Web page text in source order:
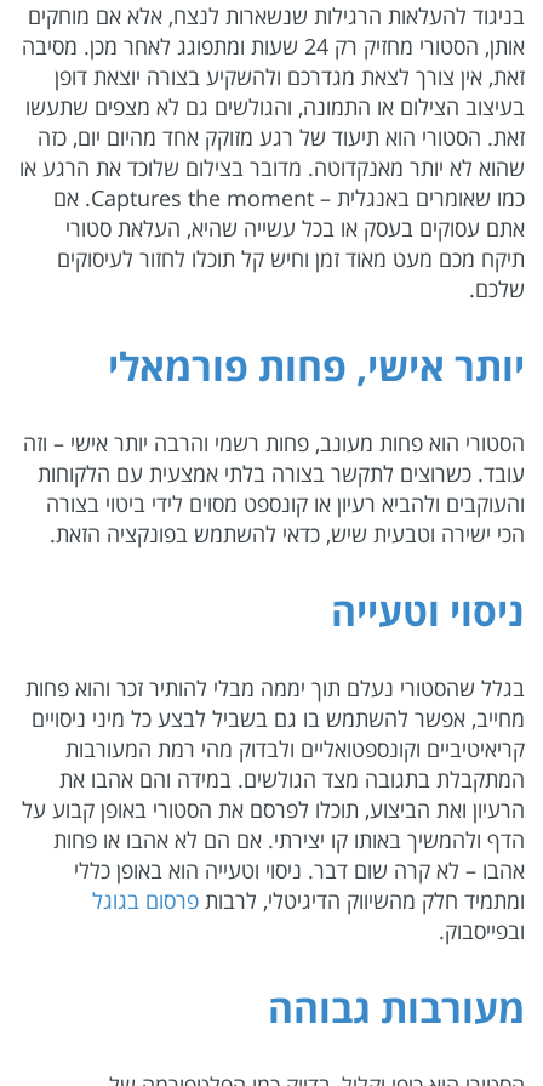
בניגוד להעלאות הרגילות שנשארות לנצח, אלא אם מוחקים
אותן, הסטורי מחזיק רק 24 שעות ומתפוגג לאחר מכן. מסיבה
זאת, אין צורך לצאת מגדרכם ולהשקיע בצורה יוצאת דופן
בעיצוב הצילום או התמונה, והגולשים גם לא מצפים שתעשו
זאת. הסטורי הוא תיעוד של רגע מזוקק אחד מהיום יום, כזה
שהוא לא יותר מאנקדוטה. מדובר בצילום שלוכד את הרגע או
כמו שאומרים באנגלית – Captures the moment. אם
אתם עסוקים בעסק או בכל עשייה שהיא, העלאת סטורי
תיקח מכם מעט מאוד זמן וחיש קל תוכלו לחזור לעיסוקים
שלכם.
יותר אישי, פחות פורמאלי
הסטורי הוא פחות מעונב, פחות רשמי והרבה יותר אישי – וזה
עובד. כשרוצים לתקשר בצורה בלתי אמצעית עם הלקוחות
והעוקבים ולהביא רעיון או קונספט מסוים לידי ביטוי בצורה
הכי ישירה וטבעית שיש, כדאי להשתמש בפונקציה הזאת.
ניסוי וטעייה
בגלל שהסטורי נעלם תוך יממה מבלי להותיר זכר והוא פחות
מחייב, אפשר להשתמש בו גם בשביל לבצע כל מיני ניסויים
קריאיטיביים וקונספטואליים ולבדוק מהי רמת המעורבות
המתקבלת בתגובה מצד הגולשים. במידה והם אהבו את
הרעיון ואת הביצוע, תוכלו לפרסם את הסטורי באופן קבוע על
הדף ולהמשיך באותו קו יצירתי. אם הם לא אהבו או פחות
אהבו – לא קרה שום דבר. ניסוי וטעייה הוא באופן כללי
ומתמיד חלק מהשיווק הדיגיטלי, לרבות פרסום בגוגל
ובפייסבוק.
מעורבות גבוהה